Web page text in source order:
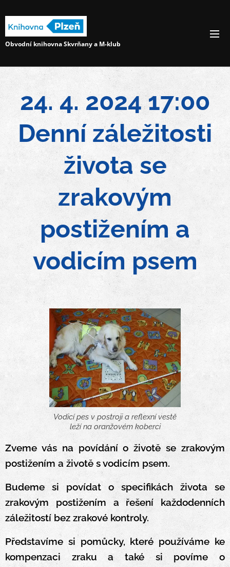
Obvodní knihovna Skvrňany a M-klub
24. 4. 2024 17:00
Denní záležitosti
života se
zrakovým
postižením a
vodicím psem
Vodicí pes v postroji a reflexní vestě
leží na oranžovém koberci
Zveme vás na povídání o životě se zrakovým
postižením a životě s vodicím psem.
Budeme si povídat o specifikách života se
zrakovým postižením a řešení každodenních
záležitostí bez zrakové kontroly.
Představíme si pomůcky, které používáme ke
kompenzaci zraku a také si povíme o